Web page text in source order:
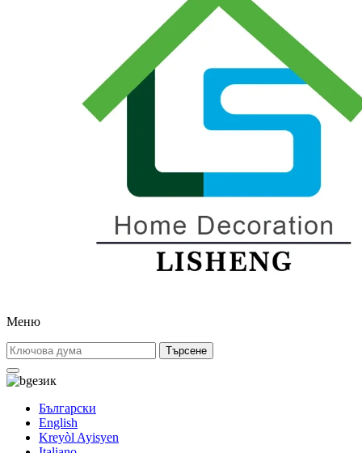
Меню
Търсене
език
Български
English
Kreyòl Ayisyen